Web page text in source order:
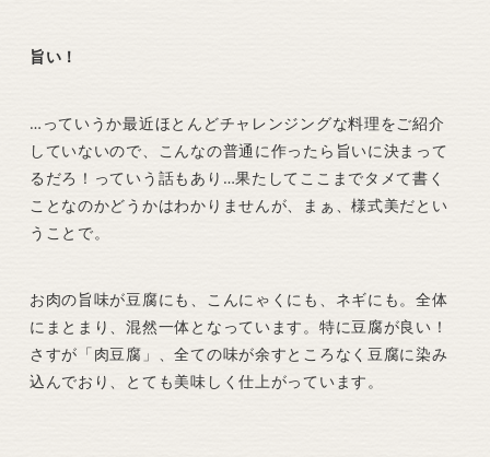
旨い！
…っていうか最近ほとんどチャレンジングな料理をご紹介
していないので、こんなの普通に作ったら旨いに決まって
るだろ！っていう話もあり…果たしてここまでタメて書く
ことなのかどうかはわかりませんが、まぁ、様式美だとい
うことで。
お肉の旨味が豆腐にも、こんにゃくにも、ネギにも。全体
にまとまり、混然一体となっています。特に豆腐が良い！
さすが「肉豆腐」、全ての味が余すところなく豆腐に染み
込んでおり、とても美味しく仕上がっています。